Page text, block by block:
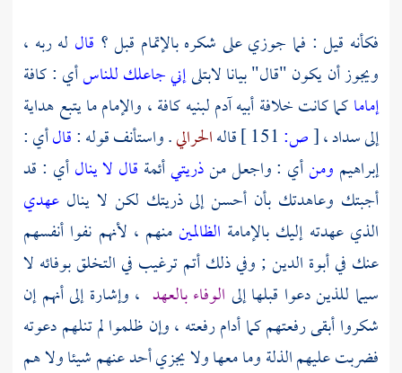
فكأنه قيل : فما جوزي على شكره بالإتمام قبل ؟ قال له ربه ،
ويجوز أن يكون "قال" بيانا لابتلىإني جاعلك للناسأي : كافة
إماماكما كانت خلافة أبيهآدملبنيه كافة ، والإمام ما يتبع هداية
إلى سداد ،[ص: قالهالحرالي. واستأنف قوله :قالأي :
إبراهيم ومنأي : واجعل منذريتيأئمة قال لا ينالأي : قد
أجبتك وعاهدتك بأن أحسن إلى ذريتك لكن لا ينال عهدي
الذي عهدته إليك بالإمامة الظالمينمنهم ، لأنهم نفوا أنفسهم
عنك في أبوة الدين ; وفي ذلك أتم ترغيب في التخلق بوفائه لا
سيما للذين دعوا قبلها إلى الوفاء بالعهد ، وإشارة إلى أنهم إن
شكروا أبقى رفعتهم كما أدام رفعته ، وإن ظلموا لم تنلهم دعوته
فضربت عليهم الذلة وما معها ولا يجزي أحد عنهم شيئا ولا هم